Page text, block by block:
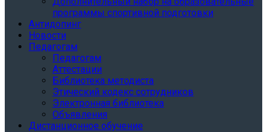
программы спортивной подготовки
Антидопинг
Новости
Педагогам
Педагогам
Аттестации
Библиотека методиста
Этический кодекс сотрудников
Электронная библиотека
Объявления
Дистанционное обучение